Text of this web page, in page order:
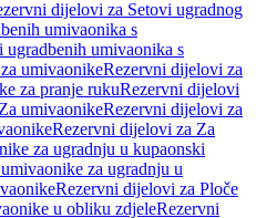
dijelovi za Setovi ugradnog
umivaonika s
umivaonika s
umivaonikeRezervni dijelovi za
za pranje rukuRezervni dijelovi
Za umivaonikeRezervni dijelovi za
Rezervni dijelovi za Za
za ugradnju u kupaonski
za ugradnju u
Rezervni dijelovi za Ploče
u obliku zdjeleRezervni